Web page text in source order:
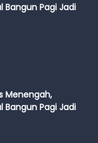
Bangun Pagi Jadi
Menengah,
Bangun Pagi Jadi